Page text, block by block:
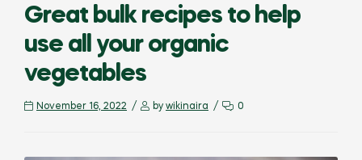
Great bulk recipes to help
use all your organic
vegetables
November 16, 2022 by wikinaira 0